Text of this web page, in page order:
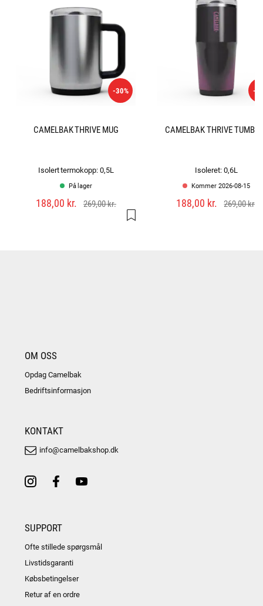
-30%
CAMELBAK THRIVE MUG
Isolert termokopp: 0,5L
På lager
188,00 kr. 269,00 kr.
-
CAMELBAK THRIVE
Isoleret: 0,6L
Kommer 2026-08-15
188,00 kr. 269,00 kr.
OM OSS
Opdag Camelbak
Bedriftsinformasjon
KONTAKT
info@camelbakshop.dk
SUPPORT
Ofte stillede spørgsmål
Livstidsgaranti
Købsbetingelser
Retur af en ordre